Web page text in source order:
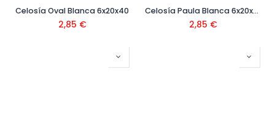
Celosía Oval Blanca 6x20x40
2,85 €
Celosía Paula Blanca 6x20x40
2,85 €